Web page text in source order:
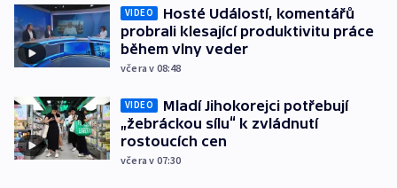
VIDEO
Hosté Událostí, komentářů
probrali klesající produktivitu práce
během vlny veder
včera v 08:48
VIDEO
Mladí Jihokorejci potřebují
„žebráckou sílu“ k zvládnutí
rostoucích cen
včera v 07:30